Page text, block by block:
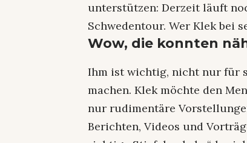
unterstützen: Derzeit läuft
Schwedentour. Wer Klek bei
Wow, die konnten
Ihm ist wichtig, nicht nur für
machen. Klek möchte den
nur rudimentäre
Berichten, Videos und